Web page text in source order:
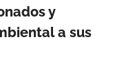
y
a sus